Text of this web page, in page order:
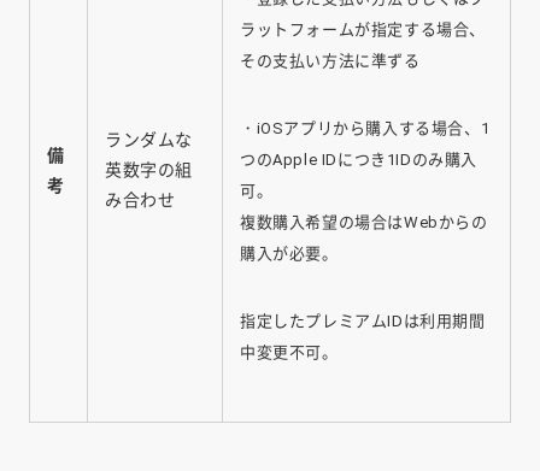
備
考
ランダムな
英数字の組
み合わせ
ラットフォームが指定する場合、
その支払い方法に準ずる
・iOSアプリから購入する場合、1
つのApple IDにつき1IDのみ購入
可。
複数購入希望の場合はWebからの
購入が必要。
指定したプレミアムIDは利用期間
中変更不可。